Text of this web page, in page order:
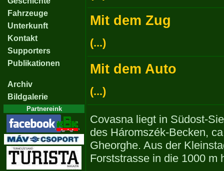
Fahrzeuge
Unterkunft
Kontakt
Supporters
Publikationen
Archiv
Bildgalerie
Partnereink
Mit dem Zug
(...)
Mit dem Auto
(...)
Covasna liegt in Südost-
des Háromszék-Becken,
Gheorghe. Aus der
Forststrasse in die 1000 m